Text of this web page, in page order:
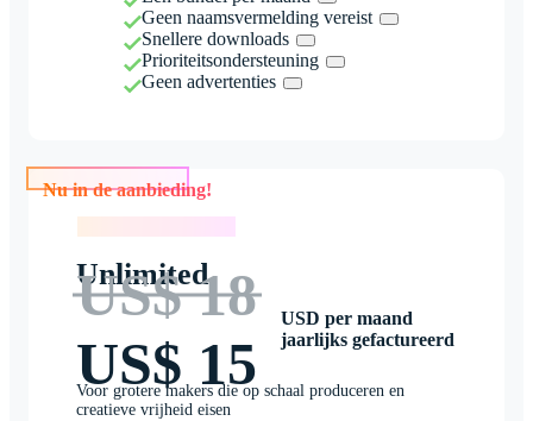
Geen naamsvermelding vereist
Snellere downloads
Prioriteitsondersteuning
Geen advertenties
Nu in de aanbieding!
Unlimited
US$ 18
US$ 15
USD per maand
jaarlijks gefactureerd
Voor grotere makers die op schaal produceren en
creatieve vrijheid eisen